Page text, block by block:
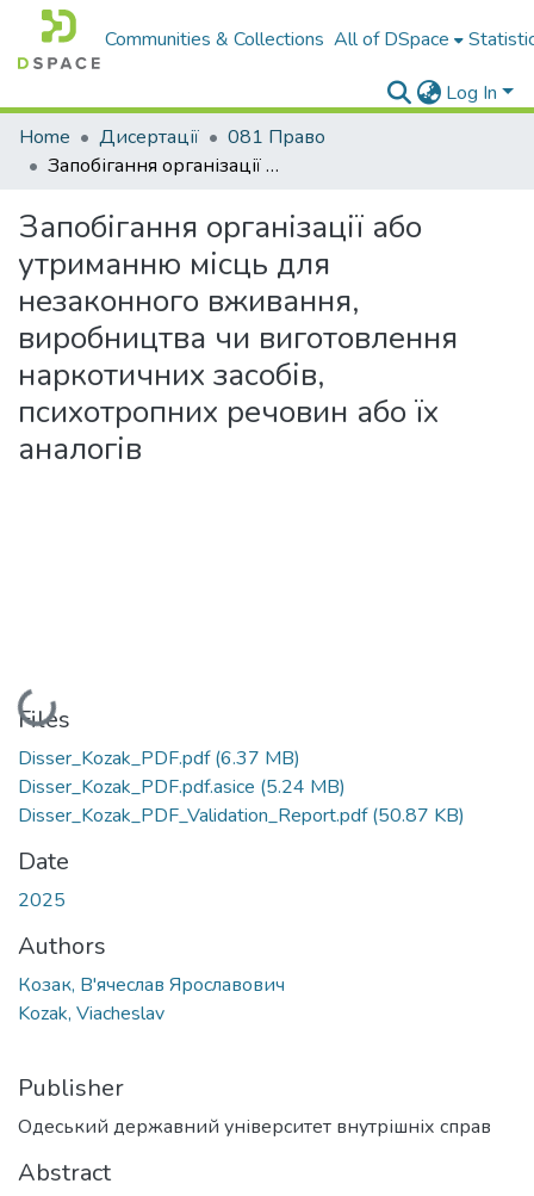
Communities & Collections All of DSpace
Log In
Home
Дисертації
081 Право
Запобігання організації або утриманню місць для незаконного вживання, виробництва чи виготовлення наркотичних засобів, психотропних речовин або їх аналогів
Запобігання організації або
утриманню місць для
незаконного вживання,
виробництва чи виготовлення
наркотичних засобів,
психотропних речовин або їх
аналогів
Loading...
Files
Disser_Kozak_PDF.pdf(6.37 MB)
Disser_Kozak_PDF.pdf.asice (5.24 MB)
Disser_Kozak_PDF_Validation_Report.pdf(50.87 KB)
Date
2025
Authors
Козак, В'ячеслав Ярославович
Kozak, Viacheslav
Publisher
Одеський державний університет внутрішніх справ
Abstract